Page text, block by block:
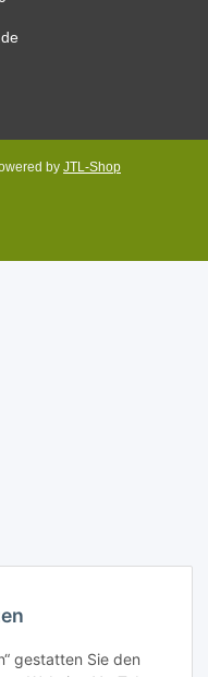
by JTL-Shop
gestatten Sie den